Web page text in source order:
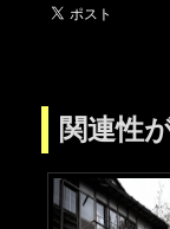
関連性